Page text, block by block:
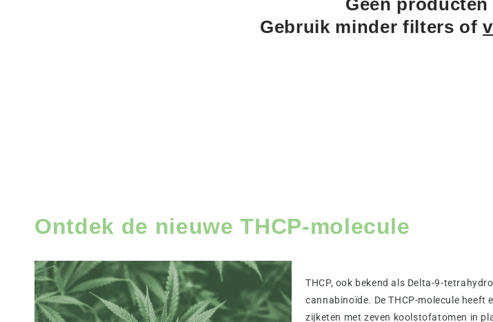
Geen
Gebruik minder filters of
Ontdek de nieuwe THCP-molecule
THCP, ook bekend als Delta-9-
cannabinoïde. De THCP-molecule heeft
zijketen met zeven koolstofatomen in